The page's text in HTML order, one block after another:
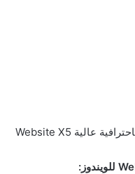
تنزيل برنامج تصميم مواقع الإلكترونية باحترافية عالية Website X5